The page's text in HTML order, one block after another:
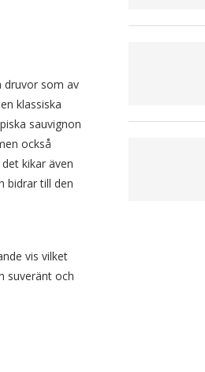
druvor som av
klassiska
sauvignon
också
kikar även
bidrar till den
vis vilket
suveränt och